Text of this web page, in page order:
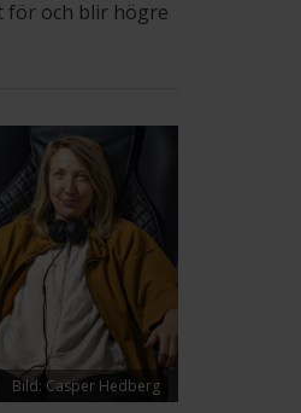
för och blir högre
Bild: Casper Hedberg